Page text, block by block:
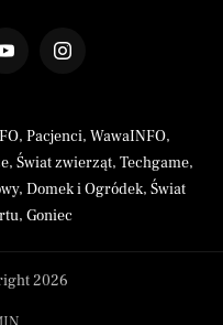
, Pacjenci, WawaINFO,
, Świat zwierząt, Techgame,
, Domek i Ogródek, Świat
, Goniec
2026